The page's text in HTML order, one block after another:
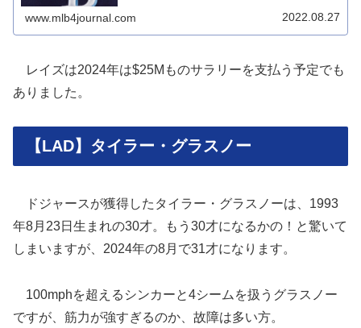
www.mlb4journal.com 2022.08.27
レイズは2024年は$25Mものサラリーを支払う予定でも
ありました。
【LAD】タイラー・グラスノー
ドジャースが獲得したタイラー・グラスノーは、1993
年8月23日生まれの30才。もう30才になるかの！と驚いて
しまいますが、2024年の8月で31才になります。
100mphを超えるシンカーと4シームを扱うグラスノー
ですが、筋力が強すぎるのか、故障は多い方。